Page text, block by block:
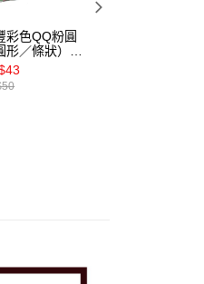
彩色QQ粉圓
形／條狀）